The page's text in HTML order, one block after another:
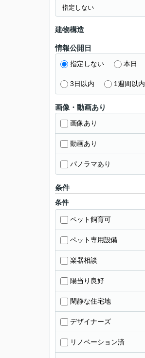
建物構造
情報公開日
指定しない 本日
3日以内 1週間以内
画像・動画あり
画像あり
動画あり
パノラマあり
条件
条件
ペット飼育可
ペット専用設備
楽器相談
陽当り良好
閑静な住宅地
デザイナーズ
リノベーション済